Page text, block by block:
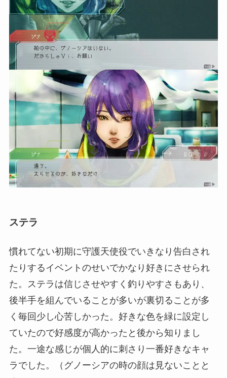
ステラ
慣れてない初期に守護天使役でいきなり告白され
たりするイベントのせいでかなり好きにさせられ
た。ステラは信じさせやすく釣りやすさもあり、
後半手を組んでいることが多いが裏切ることが多
く毎回少し心苦しかった。好きな色を緑に設定し
ていたので好感度が高かったと後から知りまし
た。一途な感じが個人的に刺さり一番好きなキャ
ラでした。（グノーシアの時の顔は見ないことと